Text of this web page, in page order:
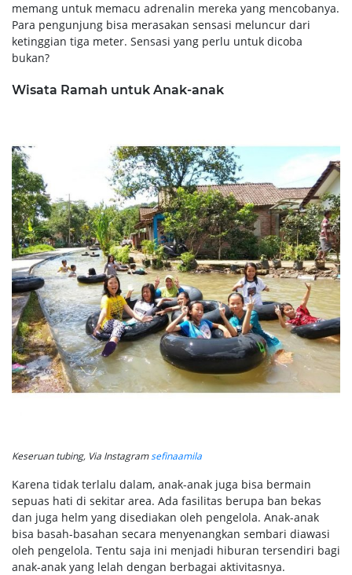
memang untuk memacu adrenalin mereka yang mencobanya.
Para pengunjung bisa merasakan sensasi meluncur dari
ketinggian tiga meter. Sensasi yang perlu untuk dicoba
bukan?
Wisata Ramah untuk Anak-anak
Keseruan tubing, Via Instagramsefinaamila
Karena tidak terlalu dalam, anak-anak juga bisa bermain
sepuas hati di sekitar area. Ada fasilitas berupa ban bekas
dan juga helm yang disediakan oleh pengelola. Anak-anak
bisa basah-basahan secara menyenangkan sembari diawasi
oleh pengelola. Tentu saja ini menjadi hiburan tersendiri bagi
anak-anak yang lelah dengan berbagai aktivitasnya.